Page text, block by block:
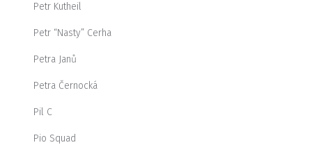
Petr Kutheil
Petr “Nasty” Cerha
Petra Janů
Petra Černocká
Pil C
Pio Squad